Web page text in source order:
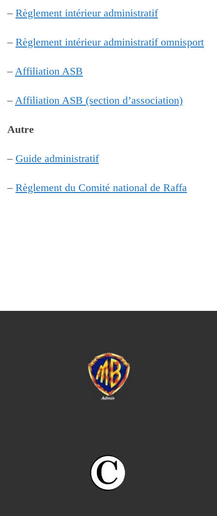
– Règlement intérieur administratif
– Règlement intérieur administratif omnisport
–Affiliation ASB
–Affiliation ASB (section d’association)
Autre
– Guide administratif
– Règlement du Comité national de Raffa